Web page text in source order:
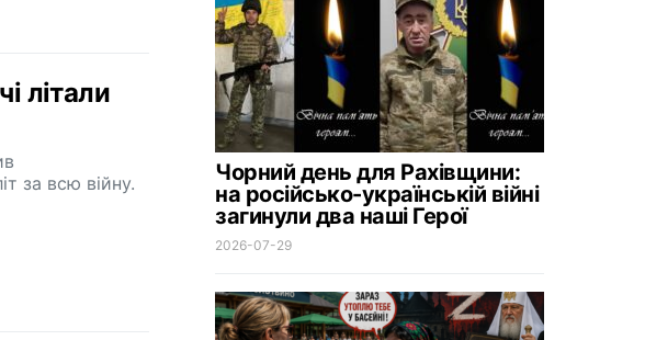
літали
за всю війну.
Чорний день для Рахівщини:
на російсько-українській війні
загинули два наші Герої
2026-07-29